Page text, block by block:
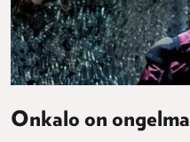
Onkalo on ongelma